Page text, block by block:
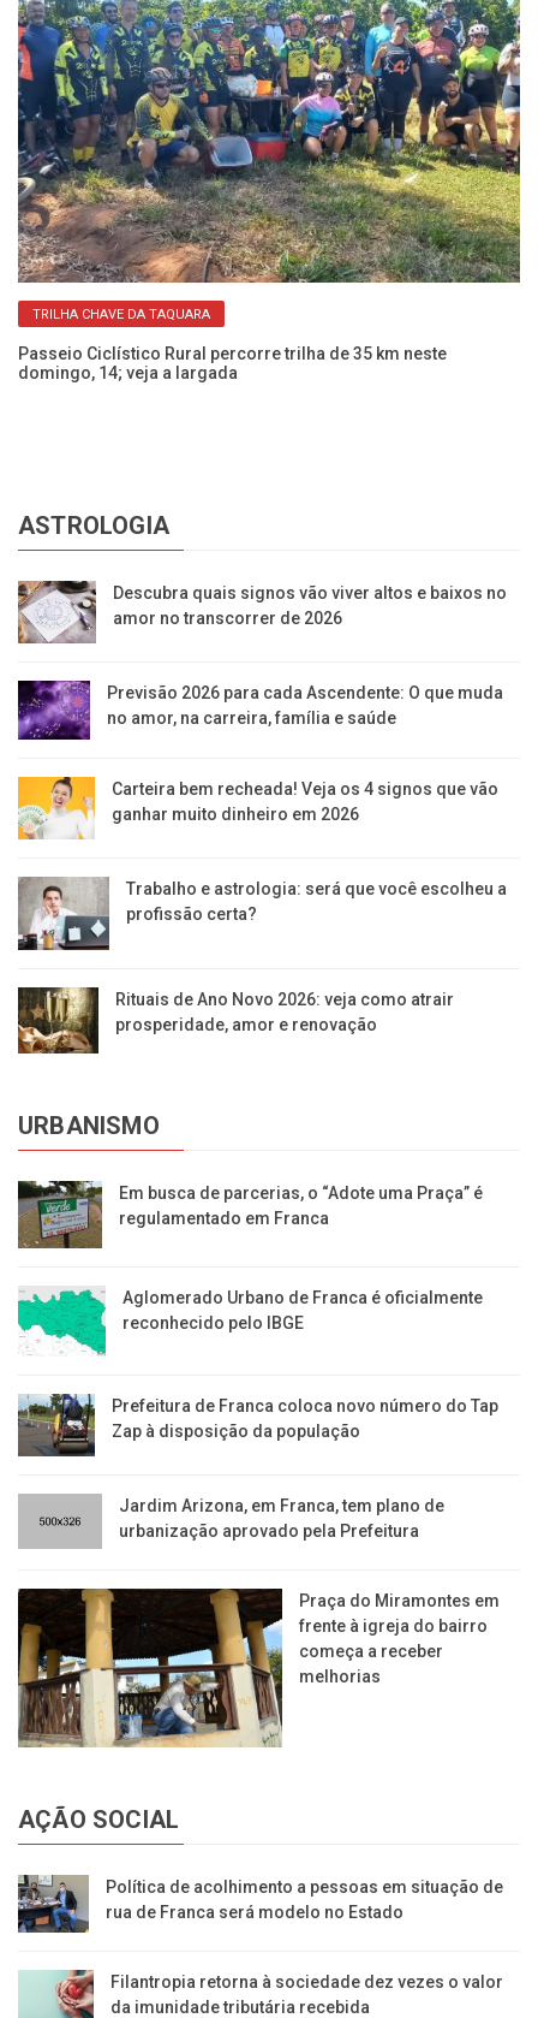
TRILHA CHAVE DA TAQUARA
Passeio Ciclístico Rural percorre trilha de 35 km neste
domingo, 14; veja a largada
ASTROLOGIA
Descubra quais signos vão viver altos e baixos no
amor no transcorrer de 2026
Previsão 2026 para cada Ascendente: O que muda
no amor, na carreira, família e saúde
Carteira bem recheada! Veja os 4 signos que vão
ganhar muito dinheiro em 2026
Trabalho e astrologia: será que você escolheu a
profissão certa?
Rituais de Ano Novo 2026: veja como atrair
prosperidade, amor e renovação
URBANISMO
Em busca de parcerias, o “Adote uma Praça” é
regulamentado em Franca
Aglomerado Urbano de Franca é oficialmente
reconhecido pelo IBGE
Prefeitura de Franca coloca novo número do Tap
Zap à disposição da população
Jardim Arizona, em Franca, tem plano de
urbanização aprovado pela Prefeitura
Praça do Miramontes em
frente à igreja do bairro
começa a receber
melhorias
AÇÃO SOCIAL
Política de acolhimento a pessoas em situação de
rua de Franca será modelo no Estado
Filantropia retorna à sociedade dez vezes o valor
da imunidade tributária recebida